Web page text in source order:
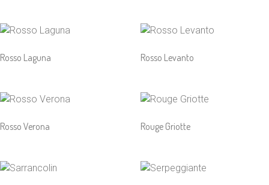
Rosso Laguna Rosso Levanto
Rosso Verona Rouge Griotte